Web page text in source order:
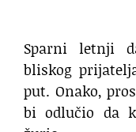
Sparni letnji
bliskog
put. Onako,
bi odlučio da